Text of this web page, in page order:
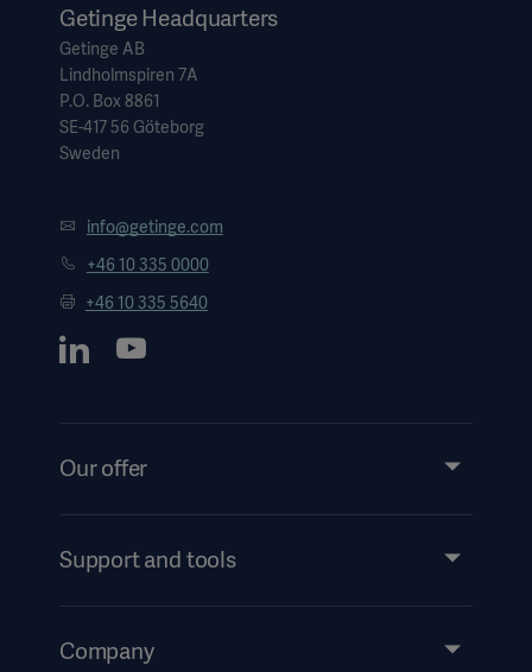
Getinge Headquarters
Getinge AB
Lindholmspiren 7A
P.O. Box 8861
SE-417 56 Göteborg
Sweden
info@getinge.com
+46 10 335 0000
+46 10 335 5640
Our offer
Services
Support and tools
Events
Company